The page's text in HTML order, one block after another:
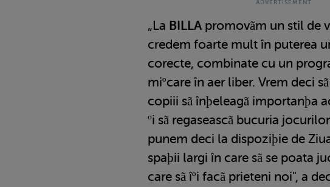
„La BILLA promovãm un stil de
credem foarte mult în puterea
corecte, combinate cu un
miºcare în aer liber. Vrem deci
copiii sã înþeleagã importanþa
ºi sã regaseascã bucuria
punem deci la dispoziþie de
spaþii largi în care sã se poata
care sã îºi facã prieteni noi", a